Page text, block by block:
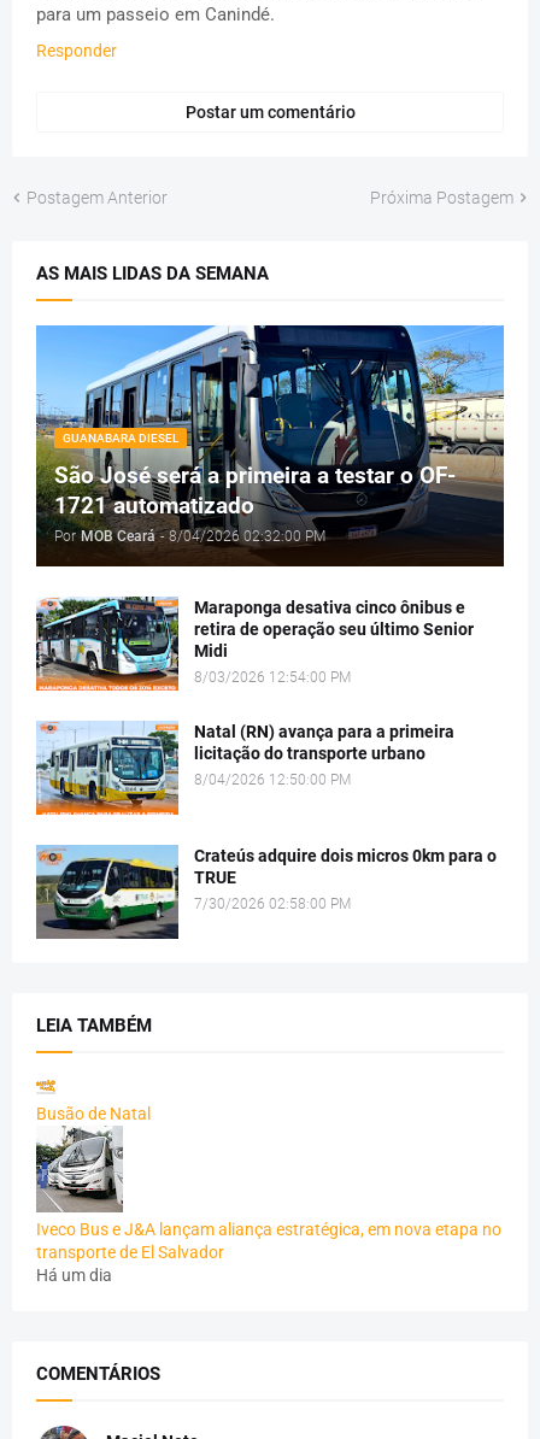
para um passeio em Canindé.
Responder
Postar um comentário
Postagem Anterior Próxima Postagem
AS MAIS LIDAS DA SEMANA
GUANABARA DIESEL
São José será a primeira a testar o OF-
1721 automatizado
Por MOB Ceará - 8/04/2026 02:32:00 PM
Maraponga desativa cinco ônibus e
retira de operação seu último Senior
Midi
8/03/2026 12:54:00 PM
Natal (RN) avança para a primeira
licitação do transporte urbano
8/04/2026 12:50:00 PM
Crateús adquire dois micros 0km para o
TRUE
7/30/2026 02:58:00 PM
LEIA TAMBÉM
Busão de Natal
Iveco Bus e J&A lançam aliança estratégica, em nova etapa no
transporte de El Salvador
Há um dia
COMENTÁRIOS